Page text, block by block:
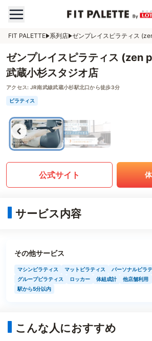
FIT PALETTE 系列店 ゼンプレイスピラティス
ゼンプレイスピラティス (zen
武蔵小杉スタジオ店
アクセス: JR南武線武蔵小杉駅北口から徒歩3分
ピラティス
公式サイト
サービス内容
その他サービス
マシンピラティス マットピラティス
パーソナルピラ
グループピラティス
ロッカー 体組成計 他店舗利用
駅から5分以内
こんな人におすすめ